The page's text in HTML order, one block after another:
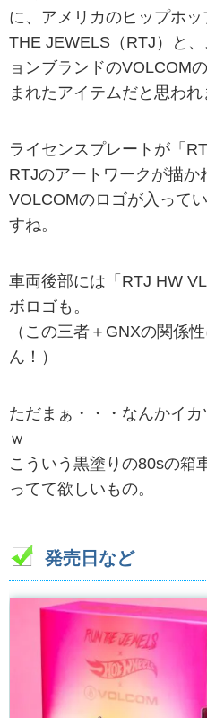
に、アメリカのヒップホ
THE JEWELS（RTJ）と
ョンブランドのVOLCOM
まれたアイテムだと思われ
ライセンスプレートが「
RTJのアートワークが描
VOLCOMのロゴが入って
すね。
車両後部には「RTJ HW
ボロゴも。
（この三者＋GNXの関係
ん！）
ただまぁ・・・なんかイカ
ｗ
こういう黒塗りの80sの箱
ってて欲しいもの。
発売日など